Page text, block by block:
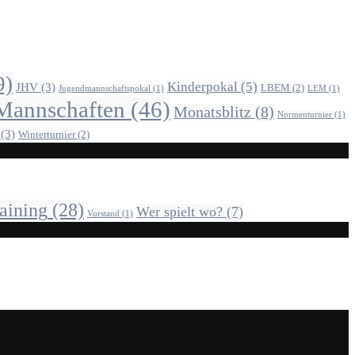
JHV (3) Jugendmannschaftspokal (1) Kinderpokal (5) LBEM (2) LEM (1)
(46) Monatsblitz (8) Normenturnier (1)
(3) Winterturnier(2)
(28) Vorstand (1) Wer spielt wo? (7)